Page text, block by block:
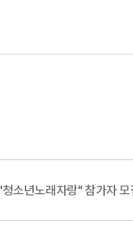
소년노래자랑" 참가자 모